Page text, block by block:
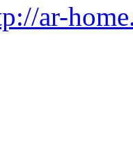
ar-